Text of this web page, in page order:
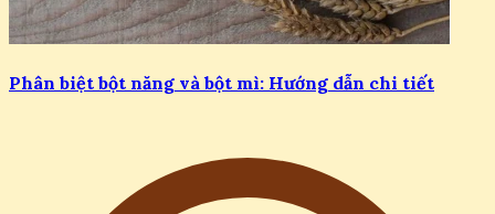
Phân biệt bột năng và bột mì: Hướng dẫn chi tiết